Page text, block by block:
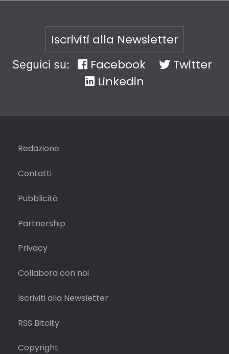
Iscriviti alla Newsletter
Seguici su: Facebook
Twitter
Linkedin
Redazione
Contatti
Pubblicità
Partnership
Privacy
Collabora con noi
Iscriviti alla Newsletter
RSS Bitcity
Copyright